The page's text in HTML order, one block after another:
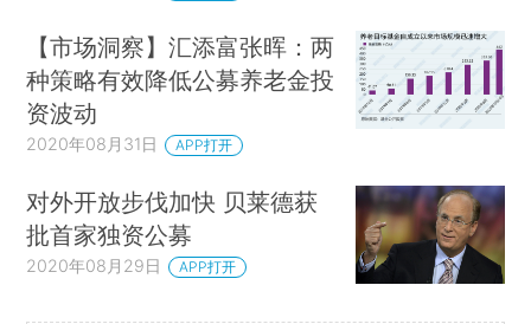
【市场洞察】汇添富张晖：两
种策略有效降低公募养老金投
资波动
2020年08月31日 APP打开
对外开放步伐加快 贝莱德获
批首家独资公募
2020年08月29日 APP打开